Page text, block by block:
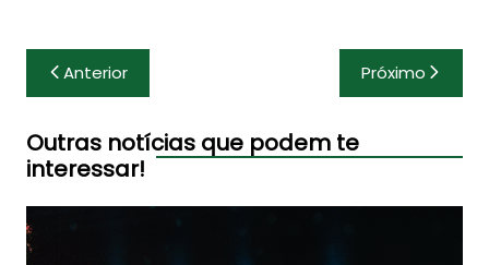
Navegação
de
Post
Anterior Próximo
Outras notícias que podem te
interessar!